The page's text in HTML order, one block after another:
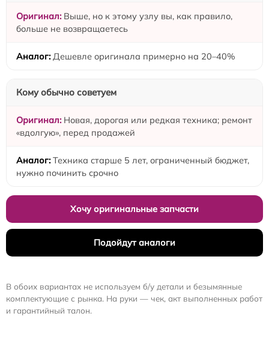
Выше, но к этому узлу вы, как правило,
больше не возвращаетесь
Дешевле оригинала примерно на 20–40%
Кому обычно советуем
Новая, дорогая или редкая техника; ремонт
«вдолгую», перед продажей
Техника старше 5 лет, ограниченный бюджет,
нужно починить срочно
Хочу оригинальные запчасти
Подойдут аналоги
В обоих вариантах не используем б/у детали и безымянные
комплектующие с рынка. На руки — чек, акт выполненных работ
и гарантийный талон.